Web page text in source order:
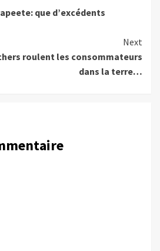
que d’excédents
Next
roulent les consommateurs
dans la terre…